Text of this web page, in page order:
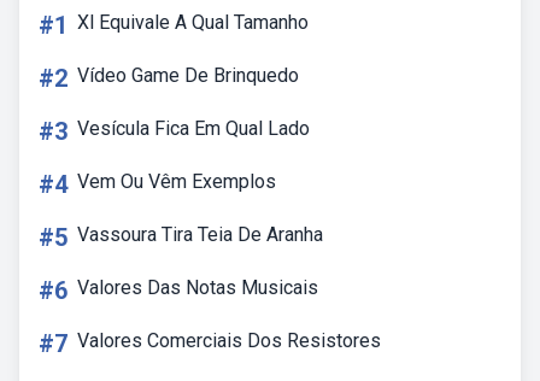
#1 Xl Equivale A Qual Tamanho
#2 Vídeo Game De Brinquedo
#3 Vesícula Fica Em Qual Lado
#4 Vem Ou Vêm Exemplos
#5 Vassoura Tira Teia De Aranha
#6 Valores Das Notas Musicais
#7 Valores Comerciais Dos Resistores